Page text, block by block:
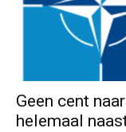
Geen cent
helemaal